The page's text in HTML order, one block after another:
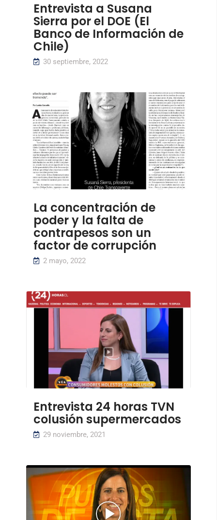
Entrevista a Susana
Sierra por el DOE (El
Banco de Información de
Chile)
30 septiembre, 2022
La concentración de
poder y la falta de
contrapesos son un
factor de corrupción
2 mayo, 2022
Entrevista 24 horas TVN
colusión supermercados
29 noviembre, 2021